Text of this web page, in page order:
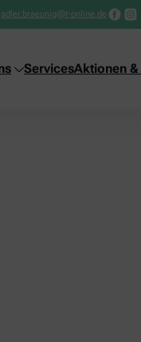
adler.braeunig@t-online.de
ServicesAktionen